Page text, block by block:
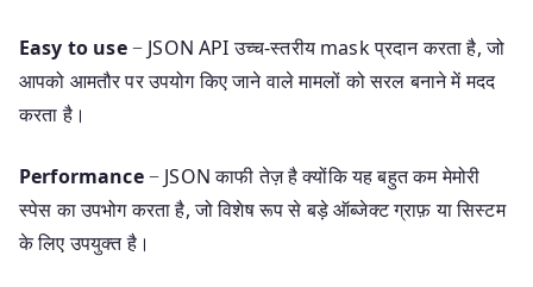
‭‬Easy to use− JSON API उच्च-स्तरीय mask प्रदान करता है, जो
आपको आमतौर पर उपयोग किए जाने वाले मामलों को सरल बनाने में मदद
करता है।
Performance− JSON काफी तेज़ है क्योंकि यह बहुत कम मेमोरी
स्पेस का उपभोग करता है, जो विशेष रूप से बड़े ऑब्जेक्ट ग्राफ़ या सिस्टम
के लिए उपयुक्त है।